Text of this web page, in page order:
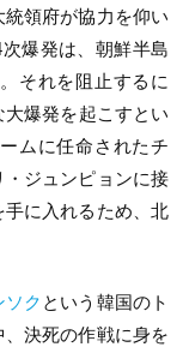
領府が協力を仰い
爆発は、朝鮮半島
それを阻止するに
爆発を起こすとい
ムに任命されたチ
ジュンピョンに接
に入れるため、北
ソク という韓国のト
決死の作戦に身を